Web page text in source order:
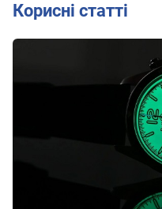
Корисні статті